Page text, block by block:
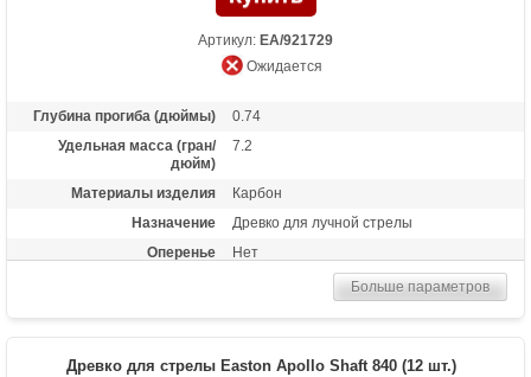
Артикул: EA/921729
Ожидается
Глубина прогиба (дюймы)
0.74
Удельная масса (гран/
дюйм)
7.2
Материалы изделия
Карбон
Назначение
Древко для лучной стрелы
Оперенье
Нет
Больше параметров
Древко для стрелы Easton Apollo Shaft 840 (12 шт.)